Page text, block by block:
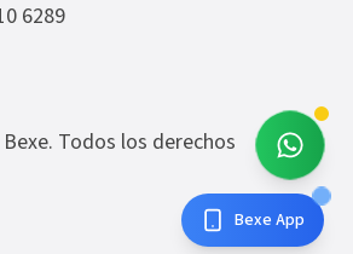
6289
Bexe. Todos los derechos
Bexe App